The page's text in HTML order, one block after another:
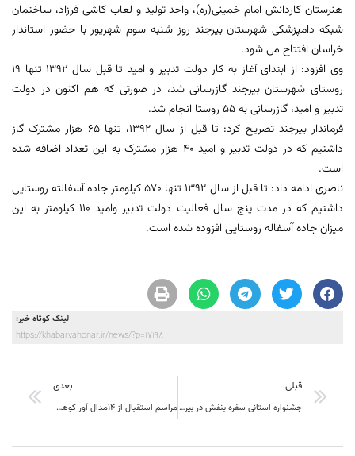
هنرستان کاردانش امام خمینی(ره)، واحد تولید و لعاب کاشی فرزاد، ساختمان
شبکه دامپزشکی شهرستان بیرجند روز شنبه سوم شهریور با حضور استاندار
خراسان افتتاح می شود.
وی افزود: از ابتدای آغاز به کار دولت تدبیر و امید تا قبل سال 1392 تنها 19
روستای شهرستان بیرجند گازرسانی شد، در صورتی که هم اکنون در دولت
تدبیر و امید، گازرسانی به 55 روستا انجام شد.
فرماندار بیرجند تصریح کرد: تا قبل از سال 1392، تنها 65 هزار مشترک گاز
داشتیم که در دولت تدبیر و امید 40 هزار مشترک به این تعداد اضافه شده
است.
ناصری ادامه داد: تا قبل از سال 1392 تنها 570 کیلومتر جاده آسفالته روستایی
داشتیم که در مدت پنج سال فعالیت دولت تدبیر وامید 110 کیلومتر به این
میزان جاده آسفاله روستایی افزوده شده است.
لینک کوتاه خبر:
https://khabarvahonar.ir/news/?p=17198
قبلی
جشنواره استانی سفره بنفش در بیرجند برگزار می شود
بعدی
مراسم استقبال از ۱۴مدال آور کوهنوردی بیرجند